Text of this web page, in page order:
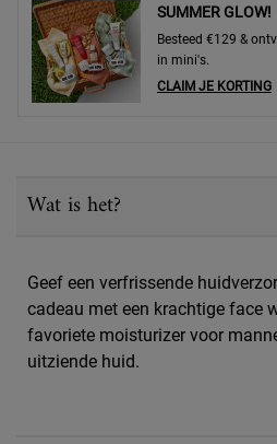
SUMMER GLOW!
Besteed €129 &
in mini's.
CLAIM JE KORTING
Wat is het?
Geef een verfrissende
cadeau met een krachtige face
favoriete moisturizer voor
uitziende huid.